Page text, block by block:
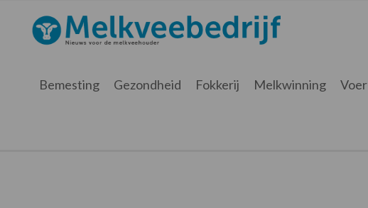
hoofdnavigatie
hoofd
eerste
voettekst
Melkveebedrijf.be
Nieuws
voor
melkveehouder
Bemesting Gezondheid Fokkerij Melkwinning Voer